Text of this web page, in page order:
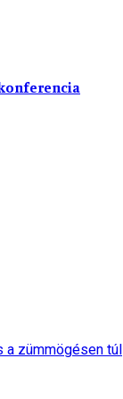
a zümmögésen túl